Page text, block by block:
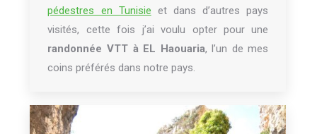
pédestres en Tunisie et dans d’autres pays
visités, cette fois j’ai voulu opter pour une
randonnée VTT à EL Haouaria, l’un de mes
coins préférés dans notre pays.